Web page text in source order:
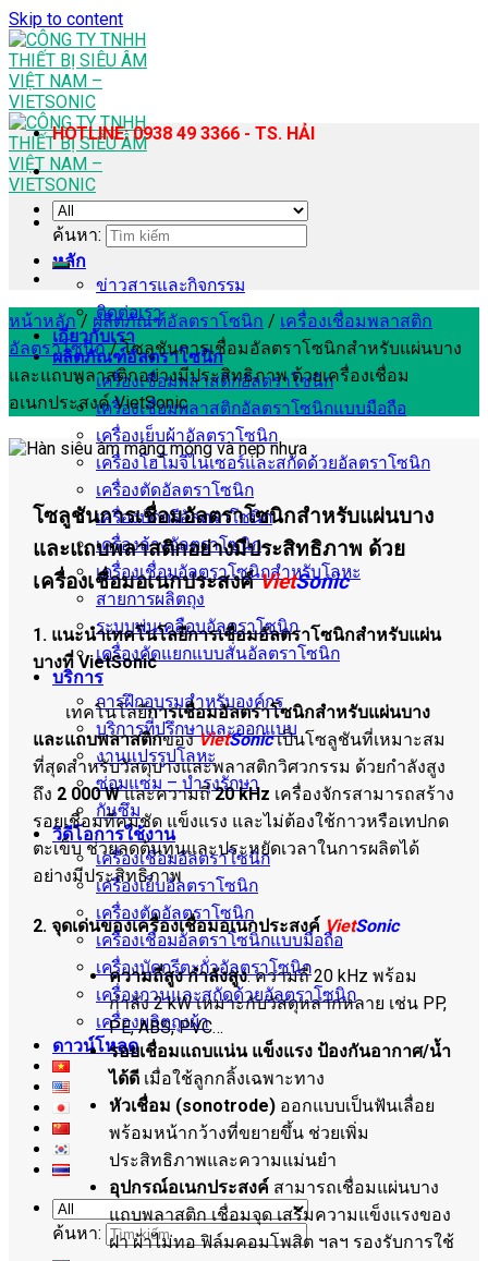
Skip to content
หลัก
ข่าวสารและกิจกรรม
ติดต่อเรา
เกี่ยวกับเรา
ผลิตภัณฑ์อัลตราโซนิก
เครื่องเชื่อมพลาสติกอัลตราโซนิก
เครื่องเชื่อมพลาสติกอัลตราโซนิกแบบมือถือ
เครื่องเย็บผ้าอัลตราโซนิก
เครื่องโฮโมจีไนเซอร์และสกัดด้วยอัลตราโซนิก
เครื่องตัดอัลตราโซนิก
เครื่องบัดกรีอัลตราโซนิก
เครื่องล้างอัลตราโซนิก
เครื่องเชื่อมอัลตราโซนิกสำหรับโลหะ
สายการผลิตถุง
ระบบพ่นเคลือบอัลตราโซนิก
เครื่องคัดแยกแบบสั่นอัลตราโซนิก
บริการ
การฝึกอบรมสำหรับองค์กร
บริการที่ปรึกษาและออกแบบ
งานแปรรูปโลหะ
ซ่อมแซม – บำรุงรักษา
กันซึม
วิดีโอการใช้งาน
เครื่องเชื่อมอัลตราโซนิก
เครื่องเย็บอัลตราโซนิก
เครื่องตัดอัลตราโซนิก
เครื่องเชื่อมอัลตราโซนิกแบบมือถือ
เครื่องบัดกรีตะกั่วอัลตราโซนิก
เครื่องกวนและสกัดด้วยอัลตราโซนิก
เครื่องผลิตถุงผ้า
ดาวน์โหลด
ค้นหา:
HOTLINE: 0938 49 3366 - TS. HẢI
ค้นหา:
หน้าหลัก / ผลิตภัณฑ์อัลตราโซนิก / เครื่องเชื่อมพลาสติก
อัลตราโซนิก /โซลูชันการเชื่อมอัลตราโซนิกสำหรับแผ่นบาง
และแถบพลาสติกอย่างมีประสิทธิภาพ ด้วยเครื่องเชื่อม
อเนกประสงค์ VietSonic
โซลูชันการเชื่อมอัลตราโซนิกสำหรับแผ่นบาง
และแถบพลาสติกอย่างมีประสิทธิภาพ ด้วย
เครื่องเชื่อมอเนกประสงค์VietSonic
1. แนะนำเทคโนโลยีการเชื่อมอัลตราโซนิกสำหรับแผ่น
บางที่ VietSonic
เทคโนโลยีการเชื่อมอัลตราโซนิกสำหรับแผ่นบาง
และแถบพลาสติกของVietSonicเป็นโซลูชันที่เหมาะสม
ที่สุดสำหรับวัสดุบางและพลาสติกวิศวกรรม ด้วยกำลังสูง
ถึง 2 000 Wและความถี่20 kHz เครื่องจักรสามารถสร้าง
รอยเชื่อมที่คมชัด แข็งแรง และไม่ต้องใช้กาวหรือเทปกด
ตะเข็บ ช่วยลดต้นทุนและประหยัดเวลาในการผลิตได้
อย่างมีประสิทธิภาพ
2. จุดเด่นของเครื่องเชื่อมอเนกประสงค์ VietSonic
ความถี่สูง กำลังสูง: ความถี่ 20 kHz พร้อม
กำลัง 2 kW เหมาะกับวัสดุหลากหลาย เช่น PP,
PE, ABS, PVC…
รอยเชื่อมแถบแน่น แข็งแรง ป้องกันอากาศ/น้ำ
ได้ดีเมื่อใช้ลูกกลิ้งเฉพาะทาง
หัวเชื่อม (sonotrode)ออกแบบเป็นฟันเลื่อย
พร้อมหน้ากว้างที่ขยายขึ้น ช่วยเพิ่ม
ประสิทธิภาพและความแม่นยำ
อุปกรณ์อเนกประสงค์ สามารถเชื่อมแผ่นบาง
แถบพลาสติก เชื่อมจุด เสริมความแข็งแรงของ
ฝา ผ้าไม่ทอ ฟิล์มคอมโพสิต ฯลฯ รองรับการใช้